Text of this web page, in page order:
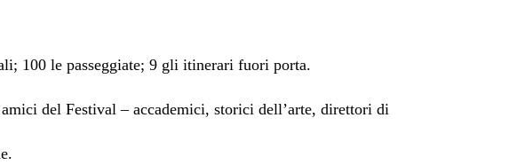
100 le passeggiate; 9 gli itinerari fuori porta.
del Festival – accademici, storici dell’arte, direttori di